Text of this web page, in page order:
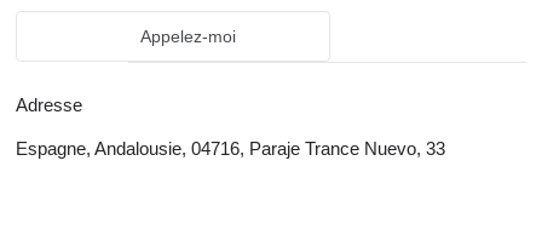
Appelez-moi
Adresse
Espagne, Andalousie, 04716, Paraje Trance Nuevo, 33